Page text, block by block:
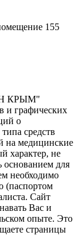
155
КРЫМ"
и графических
о
средств
на медицинские
характер, не
основанием для
необходимо
(паспортом
Сайт
Вас и
опыте. Это
страницы